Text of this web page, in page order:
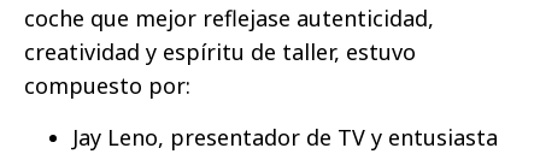
coche que mejor reflejase autenticidad,
creatividad y espíritu de taller, estuvo
compuesto por:
Jay Leno, presentador de TV y entusiasta